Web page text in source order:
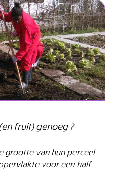
fruit) genoeg ?
grootte van hun perceel
voor een half